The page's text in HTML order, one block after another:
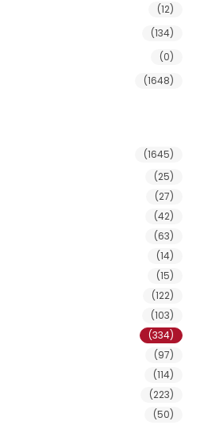
(12)
(134)
(0)
(1648)
(1645)
(25)
(27)
(42)
(63)
(14)
(15)
(122)
(103)
(334)
(97)
(114)
(223)
(50)